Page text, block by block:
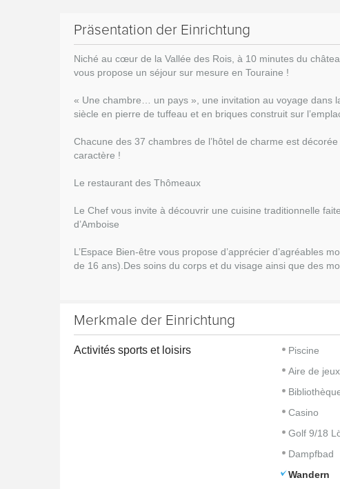
Präsentation der Einrichtung
Niché au cœur de la Vallée des Rois, à 10 minutes du
vous propose un séjour sur mesure en Touraine !
« Une chambre… un pays », une invitation au voyage dans
siècle en pierre de tuffeau et en briques construit sur
Chacune des 37 chambres de l’hôtel de charme est
caractère !
Le restaurant des Thômeaux
Le Chef vous invite à découvrir une cuisine traditionnelle
d’Amboise
L’Espace Bien-être vous propose d’apprécier d’agréables
de 16 ans).Des soins du corps et du visage ainsi que des
Merkmale der Einrichtung
Activités sports et loisirs Piscine
Aire de jeux
Casino
Golf 9/18
Dampfbad
Wandern